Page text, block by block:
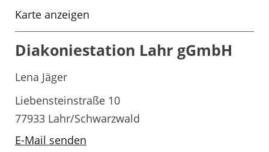
Karte anzeigen
Diakoniestation Lahr gGmbH
Lena Jäger
Liebensteinstraße 10
77933 Lahr/Schwarzwald
E-Mail senden